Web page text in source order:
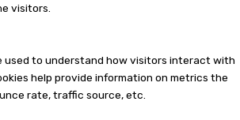
visitors.
used to understand how visitors interact with
help provide information on metrics the
rate, traffic source, etc.